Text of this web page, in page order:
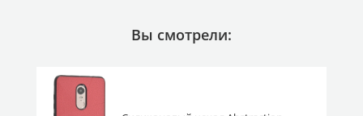
Вы смотрели: